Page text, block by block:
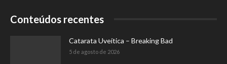
Conteúdos recentes
Catarata Uveítica – Breaking Bad
5 de agosto de 2026